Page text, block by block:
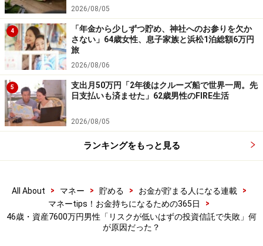
フォーマンスが出ているか、出ていないのであればその
理由が何かを定期的に把握すべき。世の中にウマい話も
不労所得もない。不労所得は努力の結果得られる成果に
すぎない」との記載も。
失敗を糧に、現在のスタンスは「NISAのつみたて投資枠
をフル稼働させ、低コストインデックスファンドを日々
購入。上半期は上昇局面が継続するとみるが、下半期に
相場が乱れるようであればNISAの成長投資枠で低コスト
化する」計画で投資に臨まれているそうです。
※皆さんの投資の失敗エピソードをこちらからぜひお寄
2026/08/05
4
「年金から少しずつ貯め、神社へのお参りを欠か
さない」64歳女性、息子家族と浜松1泊総額6万円
旅
2026/08/06
5
支出月50万円「2年後はクルーズ船で世界一周。先
日支払いも済ませた」62歳男性のFIRE生活
2026/08/05
ランキングをもっと見る
All About > マネー > 貯める > お金が貯まる人になる連載
>
マネーtips！お金持ちになるための365日
>
46歳・資産7600万円男性「リスクが低いはずの投資信託で失敗」何
が原因だった？